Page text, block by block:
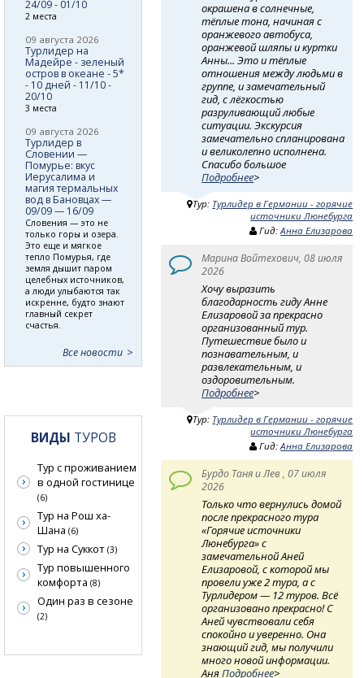
окрашена в солнечные,
тёплые тона, начиная с
оранжевого автобуса,
оранжевой шляпы и куртки
Анны... Это и тёплые
отношения между людьми в
группе, и замечательный
гид, с лёгкостью
разруливающий любые
ситуации. Экскурсия
замечательно спланирована
и великолепно исполнена.
Спасибо большое
Подробнее>
Тур: Турлидер в Германии - горячие
источники Люнебурга
Гид:Анна Елизарова
Марина Войтехович, 08 июля
2026
Хочу выразить
благодарность гиду Анне
Елизаровой за прекрасно
организованный тур.
Путешествие было и
познавательным, и
развлекательным, и
оздоровительным.
Подробнее>
Тур: Турлидер в Германии - горячие
источники Люнебурга
Гид:Анна Елизарова
Бурдо Таня и Лев , 07 июля
2026
Только что вернулись домой
после прекрасного тура
«Горячие источники
Люнебурга» с
замечательной Аней
Елизаровой, с которой мы
провели уже 2 тура, а с
Турлидером — 12 туров. Всё
организовано прекрасно! С
Аней чувствовали себя
спокойно и уверенно. Она
знающий гид, мы получили
много новой информации.
АняПодробнее>
24/09 - 01/10
2 места
09 августа 2026
Турлидер на
Мадейре - зеленый
остров в океане - 5*
- 10 дней - 11/10 -
20/10
3 места
09 августа 2026
Турлидер в
Словении —
Помурье: вкус
Иерусалима и
магия термальных
вод в Бановцах —
09/09 — 16/09
Словения — это не
только горы и озера.
Это еще и мягкое
тепло Помурья, где
земля дышит паром
целебных источников,
а люди улыбаются так
искренне, будто знают
главный секрет
счастья.
Все новости
ВИДЫ ТУРОВ
Тур с проживанием
в одной гостинице
(6)
Тур на Рош ха-
Шана (6)
Тур на Суккот (3)
Тур повышенного
комфорта (8)
Один раз в сезоне
(2)